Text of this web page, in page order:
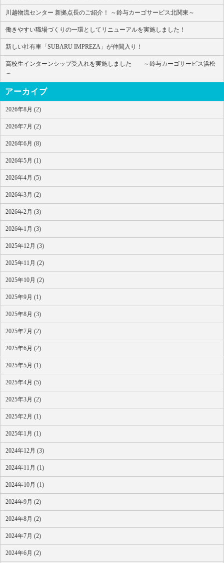
川越物流センター 新拠点長のご紹介！ ～鈴与カーゴサービス北関東～
働きやすい職場づくりの一環としてリニューアルを実施しました！
新しい社有車「SUBARU IMPREZA」が仲間入り！
高校生インターンシップ受入れを実施しました ～鈴与カーゴサービス浜松
～
アーカイブ
2026年8月 (2)
2026年7月 (2)
2026年6月 (8)
2026年5月 (1)
2026年4月 (5)
2026年3月 (2)
2026年2月 (3)
2026年1月 (3)
2025年12月 (3)
2025年11月 (2)
2025年10月 (2)
2025年9月 (1)
2025年8月 (3)
2025年7月 (2)
2025年6月 (2)
2025年5月 (1)
2025年4月 (5)
2025年3月 (2)
2025年2月 (1)
2025年1月 (1)
2024年12月 (3)
2024年11月 (1)
2024年10月 (1)
2024年9月 (2)
2024年8月 (2)
2024年7月 (2)
2024年6月 (2)